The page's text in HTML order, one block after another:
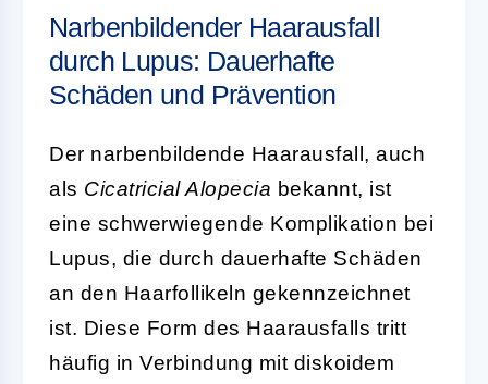
Narbenbildender Haarausfall
durch Lupus: Dauerhafte
Schäden und Prävention
Der narbenbildende Haarausfall, auch
als Cicatricial Alopecia bekannt, ist
eine schwerwiegende Komplikation bei
Lupus, die durch dauerhafte Schäden
an den Haarfollikeln gekennzeichnet
ist. Diese Form des Haarausfalls tritt
häufig in Verbindung mit diskoidem